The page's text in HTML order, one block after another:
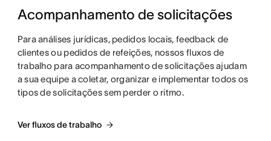
Acompanhamento de solicitações
Para análises jurídicas, pedidos locais, feedback de
clientes ou pedidos de refeições, nossos fluxos de
trabalho para acompanhamento de solicitações ajudam
a sua equipe a coletar, organizar e implementar todos os
tipos de solicitações sem perder o ritmo.
Ver fluxos de trabalho